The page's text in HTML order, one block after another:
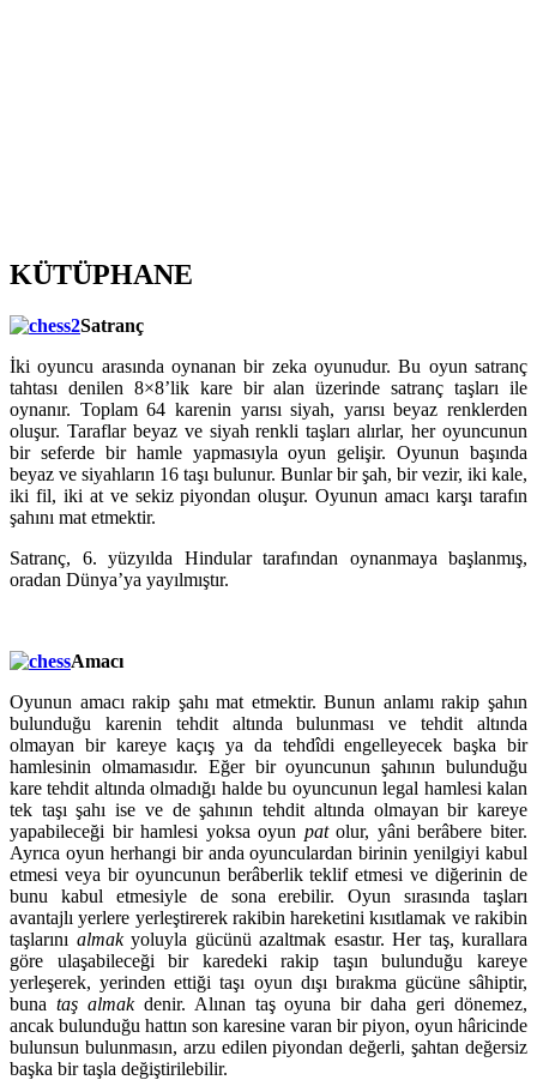
KÜTÜPHANE
Satranç
İki oyuncu arasında oynanan bir zeka oyunudur. Bu oyun satranç
tahtası denilen 8×8’lik kare bir alan üzerinde satranç taşları ile
oynanır. Toplam 64 karenin yarısı siyah, yarısı beyaz renklerden
oluşur. Taraflar beyaz ve siyah renkli taşları alırlar, her oyuncunun
bir seferde bir hamle yapmasıyla oyun gelişir. Oyunun başında
beyaz ve siyahların 16 taşı bulunur. Bunlar bir şah, bir vezir, iki kale,
iki fil, iki at ve sekiz piyondan oluşur. Oyunun amacı karşı tarafın
şahını mat etmektir.
Satranç, 6. yüzyılda Hindular tarafından oynanmaya başlanmış,
oradan Dünya’ya yayılmıştır.
Amacı
Oyunun amacı rakip şahı mat etmektir. Bunun anlamı rakip şahın
bulunduğu karenin tehdit altında bulunması ve tehdit altında
olmayan bir kareye kaçış ya da tehdîdi engelleyecek başka bir
hamlesinin olmamasıdır. Eğer bir oyuncunun şahının bulunduğu
kare tehdit altında olmadığı halde bu oyuncunun legal hamlesi kalan
tek taşı şahı ise ve de şahının tehdit altında olmayan bir kareye
yapabileceği bir hamlesi yoksa oyun patolur, yâni berâbere biter.
Ayrıca oyun herhangi bir anda oyunculardan birinin yenilgiyi kabul
etmesi veya bir oyuncunun berâberlik teklif etmesi ve diğerinin de
bunu kabul etmesiyle de sona erebilir. Oyun sırasında taşları
avantajlı yerlere yerleştirerek rakibin hareketini kısıtlamak ve rakibin
taşlarını almakyoluyla gücünü azaltmak esastır. Her taş, kurallara
göre ulaşabileceği bir karedeki rakip taşın bulunduğu kareye
yerleşerek, yerinden ettiği taşı oyun dışı bırakma gücüne sâhiptir,
buna taş almakdenir. Alınan taş oyuna bir daha geri dönemez,
ancak bulunduğu hattın son karesine varan bir piyon, oyun hâricinde
bulunsun bulunmasın, arzu edilen piyondan değerli, şahtan değersiz
başka bir taşla değiştirilebilir.